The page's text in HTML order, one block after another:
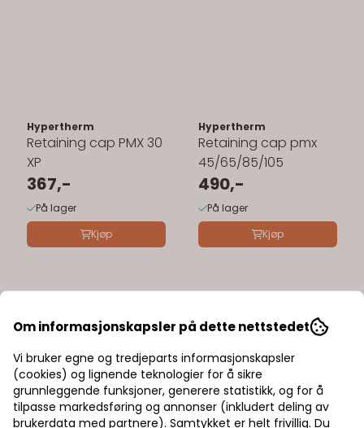
Hypertherm
Retaining cap PMX 30
XP
367,-
På lager
Kjøp
Hypertherm
Retaining cap pmx
45/65/85/105
490,-
På lager
Kjøp
Om informasjonskapsler på dette nettstedet
Vi bruker egne og tredjeparts informasjonskapsler
(cookies) og lignende teknologier for å sikre
grunnleggende funksjoner, generere statistikk, og for å
tilpasse markedsføring og annonser (inkludert deling av
brukerdata med partnere). Samtykket er helt frivillig. Du